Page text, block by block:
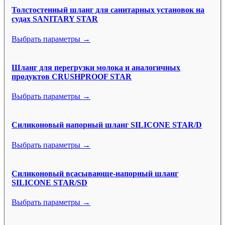
Толстостенный шланг для санитарных установок на
судах SANITARY STAR
Выбрать параметры →
Шланг для перегрузки молока и аналогичных
продуктов CRUSHPROOF STAR
Выбрать параметры →
Силиконовый напорный шланг SILICONE STAR/D
Выбрать параметры →
Силиконовый всасывающе-напорный шланг
SILICONE STAR/SD
Выбрать параметры →